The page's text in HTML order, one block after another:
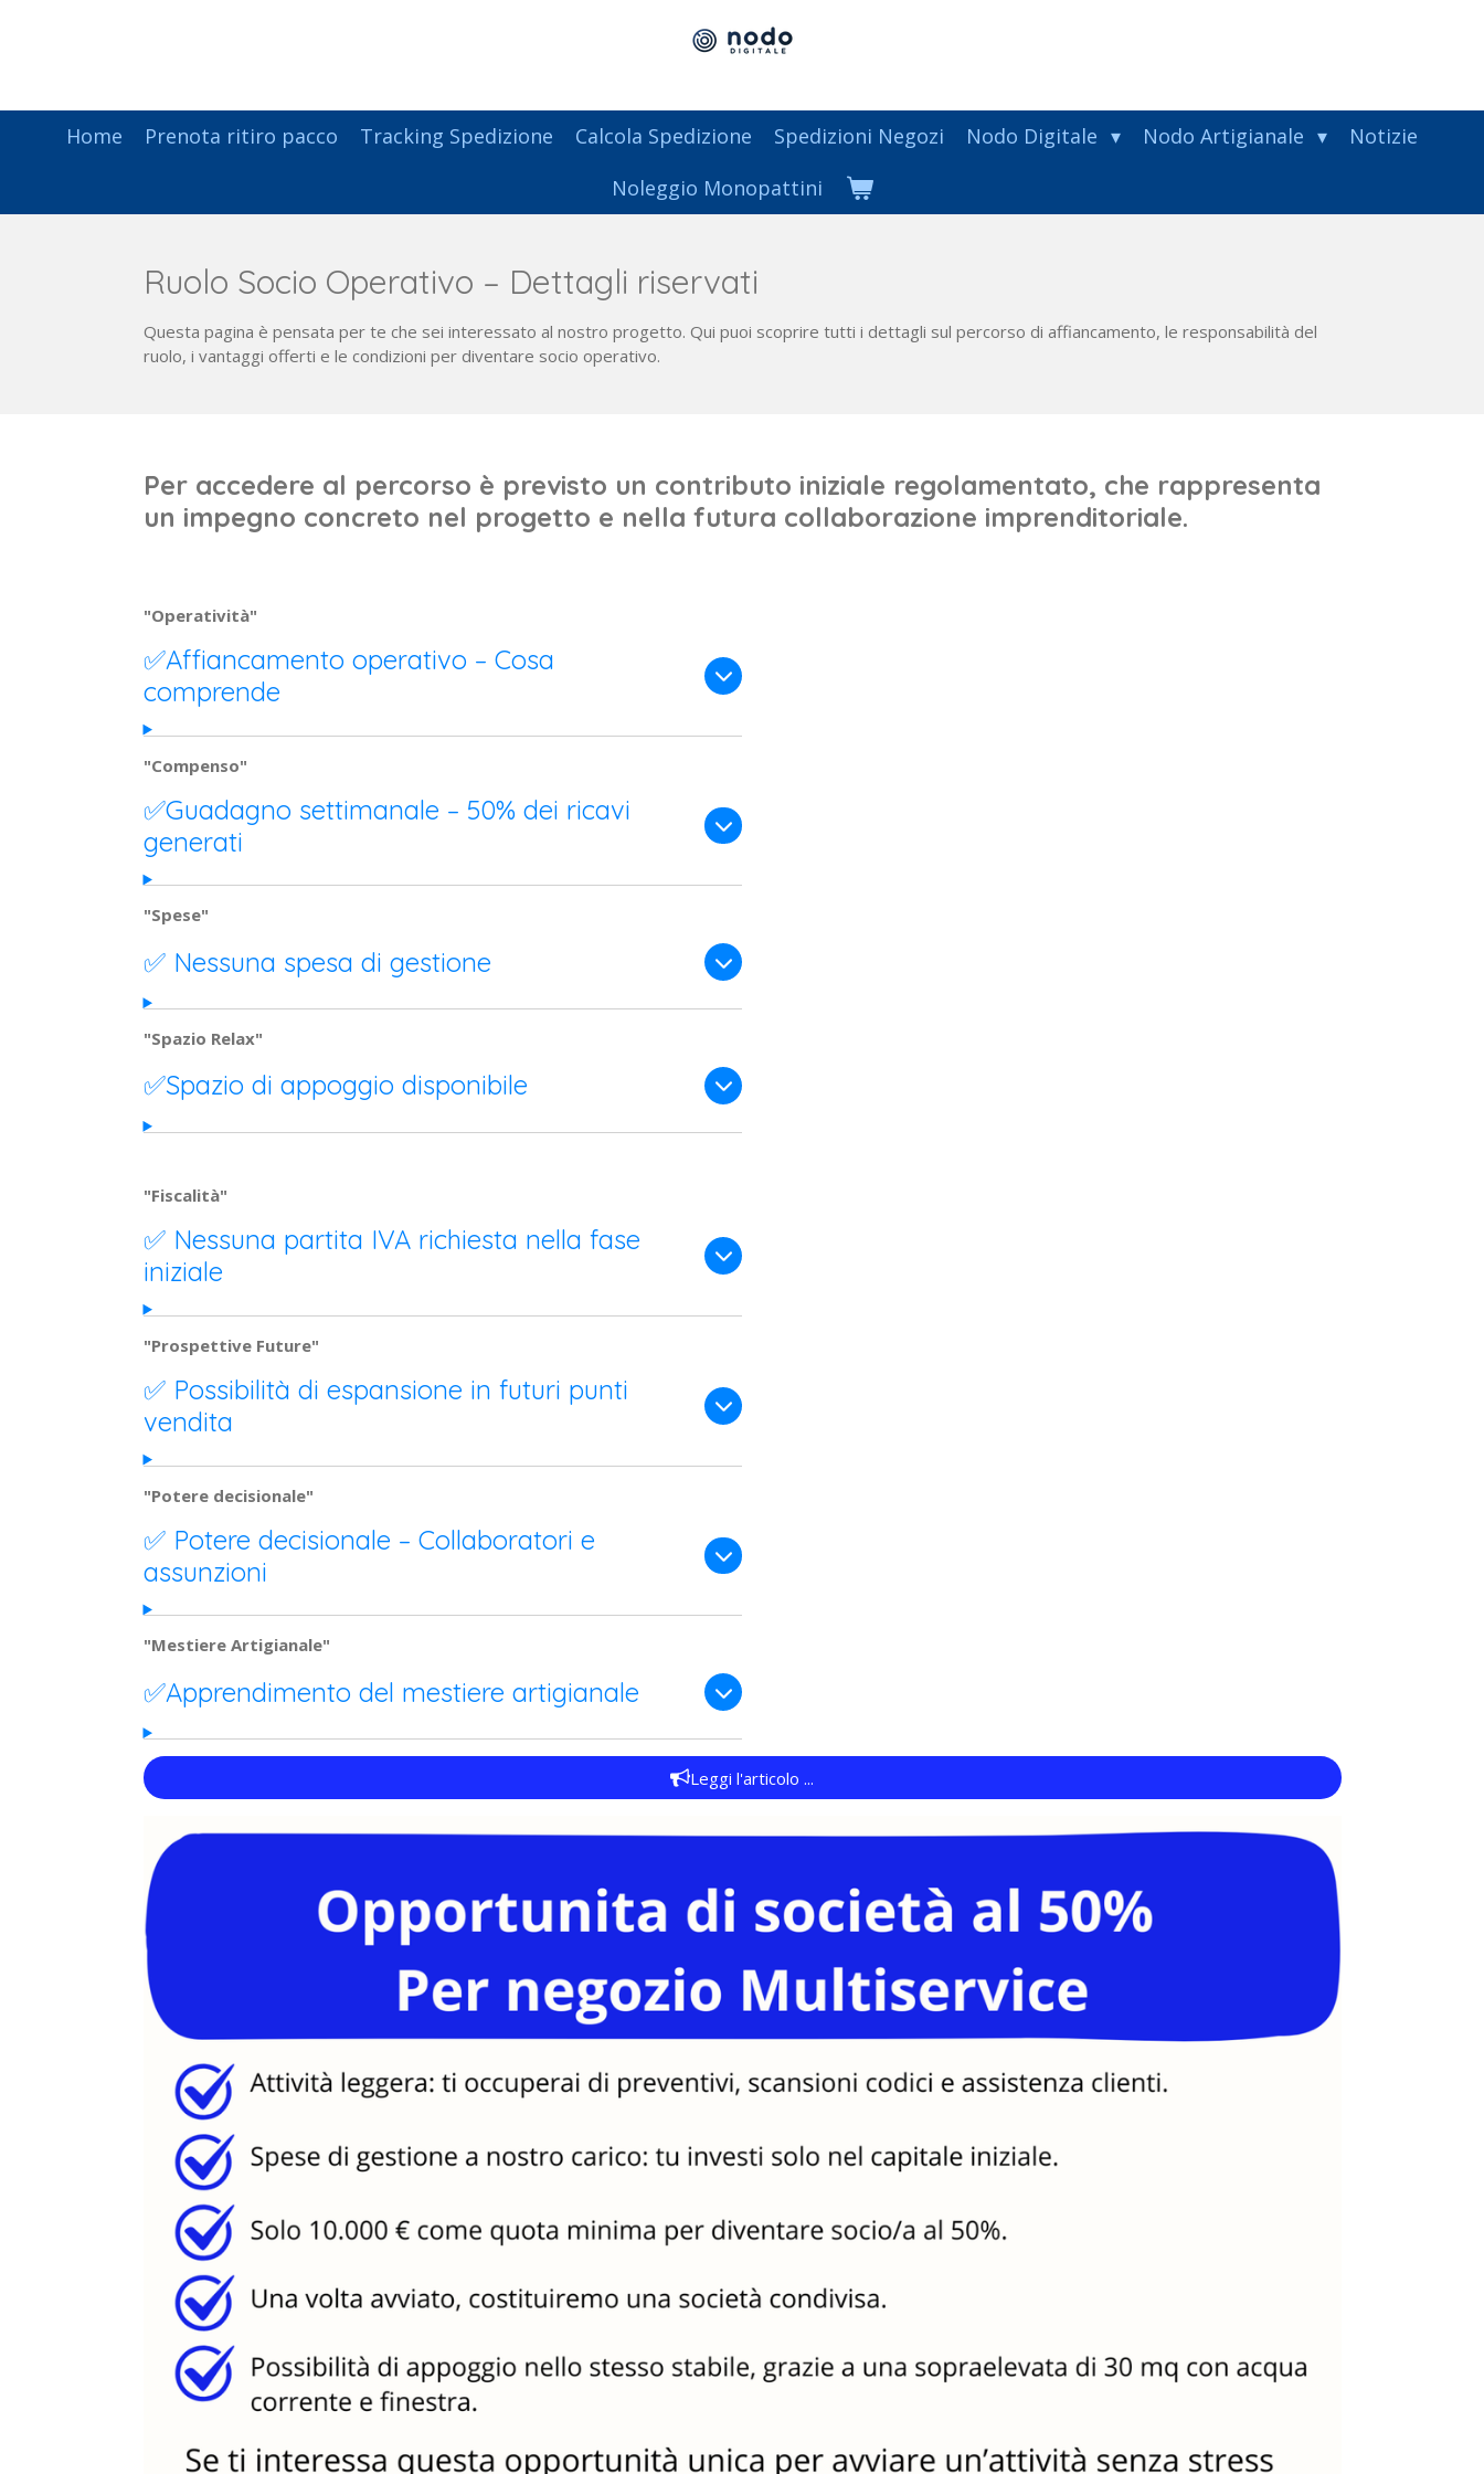
Home Prenota ritiro pacco Tracking Spedizione Calcola Spedizione Spedizioni Negozi Nodo Digitale Nodo Artigianale
Notizie
Noleggio Monopattini
Ruolo Socio Operativo – Dettagli riservati
Questa pagina è pensata per te che sei interessato al nostro progetto. Qui puoi scoprire tutti i dettagli sul percorso di affiancamento, le responsabilità del
ruolo, i vantaggi offerti e le condizioni per diventare socio operativo.
Per accedere al percorso è previsto un contributo iniziale regolamentato, che rappresenta
un impegno concreto nel progetto e nella futura collaborazione imprenditoriale.
"Operatività"
✅Affiancamento operativo – Cosa
comprende
"Compenso"
✅Guadagno settimanale – 50% dei ricavi
generati
"Spese"
✅ Nessuna spesa di gestione
"Spazio Relax"
✅Spazio di appoggio disponibile
"Fiscalità"
✅ Nessuna partita IVA richiesta nella fase
iniziale
"Prospettive Future"
✅ Possibilità di espansione in futuri punti
vendita
"Potere decisionale"
✅ Potere decisionale – Collaboratori e
assunzioni
"Mestiere Artigianale"
✅Apprendimento del mestiere artigianale
Leggi l'articolo ...